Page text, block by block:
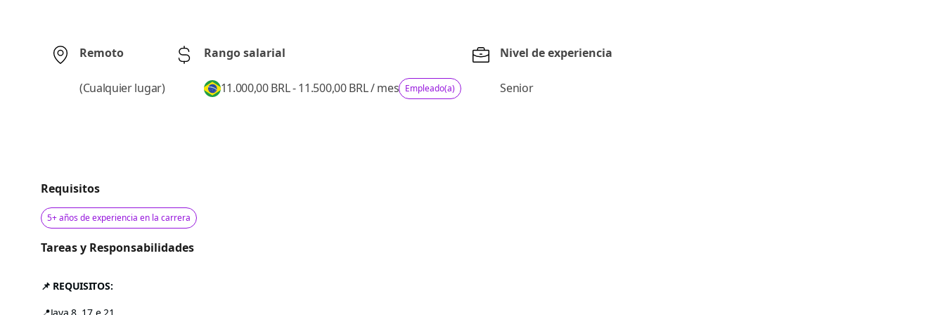
Remoto
(Cualquier lugar)
Rango salarial
11.000,00 BRL - 11.500,00 BRL/mes Empleado(a)
Nivel de experiencia
Senior
Requisitos
5+ años de experiencia en la carrera
Tareas y Responsabilidades
📌 REQUISITOS: